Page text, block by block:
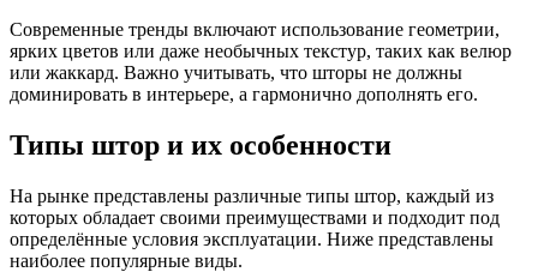
Современные тренды включают использование геометрии,
ярких цветов или даже необычных текстур, таких как велюр
или жаккард. Важно учитывать, что шторы не должны
доминировать в интерьере, а гармонично дополнять его.
Типы штор и их особенности
На рынке представлены различные типы штор, каждый из
которых обладает своими преимуществами и подходит под
определённые условия эксплуатации. Ниже представлены
наиболее популярные виды.